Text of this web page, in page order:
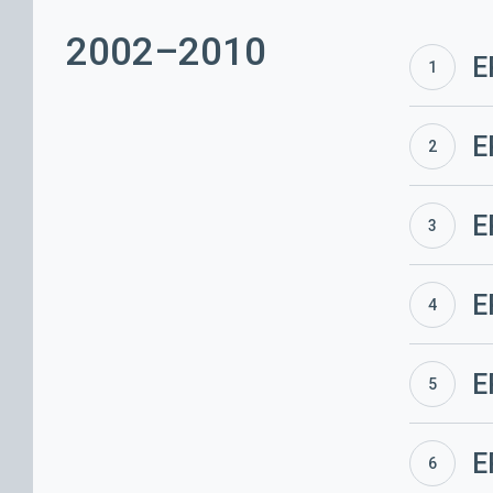
2002–2010
ERÜ
2010
ERÜ
2009
ERÜ
2008
ERÜ
2007
ERÜ
2006
ERÜ